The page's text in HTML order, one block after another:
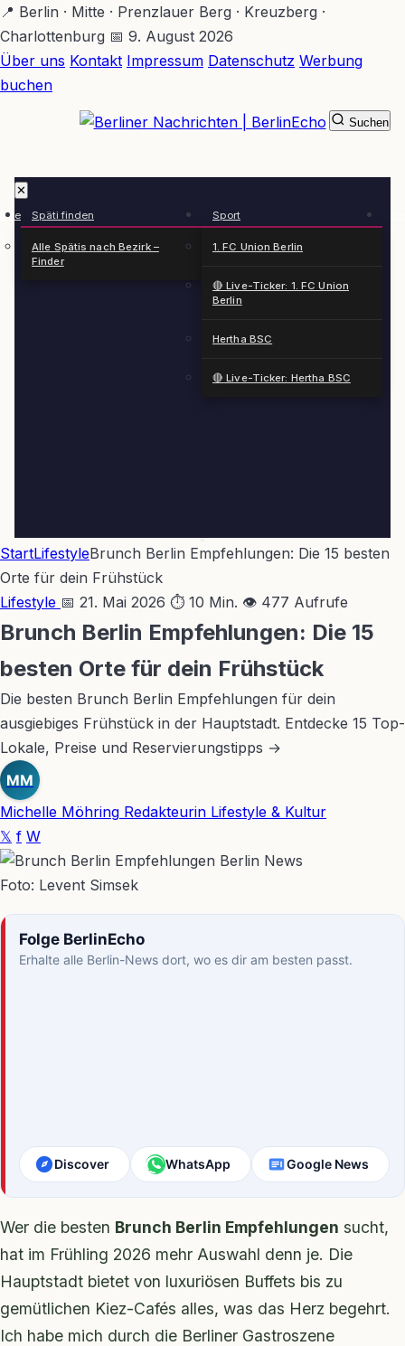
Zum
Hauptinhalt
springen
📍 Berlin · Mitte · Prenzlauer Berg · Kreuzberg ·
Charlottenburg 📅 9. August 2026
Über uns Kontakt Impressum Datenschutz Werbung
buchen
✕
Späti finden
Alle Spätis nach Bezirk –
Finder
Sport
1. FC Union Berlin
🔴 Live-Ticker: 1. FC Union
Berlin
Hertha BSC
🔴 Live-Ticker: Hertha BSC
Suchen
StartLifestyleBrunch Berlin Empfehlungen: Die 15 besten
Orte für dein Frühstück
Lifestyle 📅 21. Mai 2026 ⏱ 10 Min. 👁 477 Aufrufe
Brunch Berlin Empfehlungen: Die 15
besten Orte für dein Frühstück
Die besten Brunch Berlin Empfehlungen für dein
ausgiebiges Frühstück in der Hauptstadt. Entdecke 15 Top-
Lokale, Preise und Reservierungstipps →
MM
Michelle Möhring Redakteurin Lifestyle & Kultur
𝕏 f W
Foto: Levent Simsek
Folge BerlinEcho
Erhalte alle Berlin-News dort, wo es dir am besten passt.
Discover WhatsApp Google News
Wer die besten Brunch Berlin Empfehlungen sucht,
hat im Frühling 2026 mehr Auswahl denn je. Die
Hauptstadt bietet von luxuriösen Buffets bis zu
gemütlichen Kiez-Cafés alles, was das Herz begehrt.
Ich habe mich durch die Berliner Gastroszene